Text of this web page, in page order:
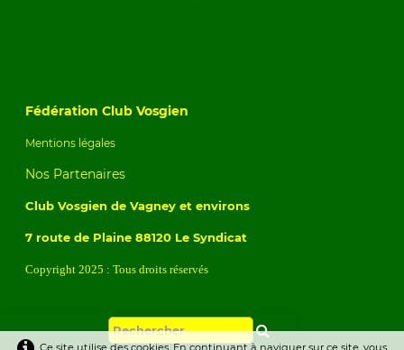
Fédération Club Vosgien
Mentions légales
Nos Partenaires
Club Vosgien de Vagney et environs
7 route de Plaine 88120 Le Syndicat
Copyright 2025 : Tous droits réservés
Ce site utilise des cookies. En continuant à naviguer sur ce site, vous